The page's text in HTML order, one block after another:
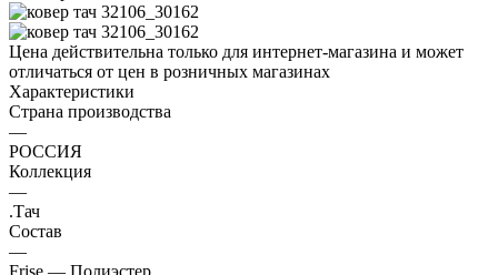
Цена действительна только для интернет-магазина и может
отличаться от цен в розничных магазинах
Характеристики
Страна производства
—
РОССИЯ
Коллекция
—
.Тач
Состав
—
Frise — Полиэстер